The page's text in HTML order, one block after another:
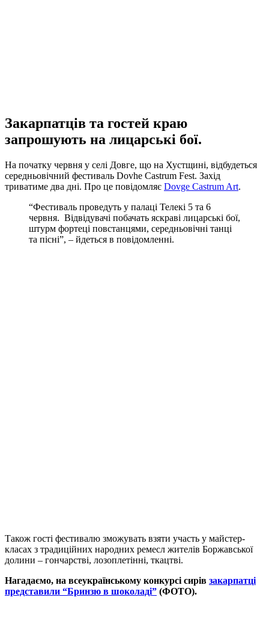
Закарпатців та гостей краю
запрошують на лицарські бої.
На початку червня у селі Довге, що на Хустщині, відбудеться
середньовічний фестиваль Dovhe Castrum Fest. Захід
триватиме два дні. Про це повідомляє Dovge Castrum Art.
“Фестиваль проведуть у палаці Телекі 5 та 6
червня. Відвідувачі побачать яскраві лицарські бої,
штурм фортеці повстанцями, середньовічні танці
та пісні”, – йдеться в повідомленні.
Також гості фестивалю зможувать взяти участь у майстер-
класах з традиційних народних ремесл жителів Боржавської
долини – гончарстві, лозоплетінні, ткацтві.
Нагадаємо, на всеукраїнському конкурсі сирів закарпатці
представили “Бринзю в шоколаді” (ФОТО).